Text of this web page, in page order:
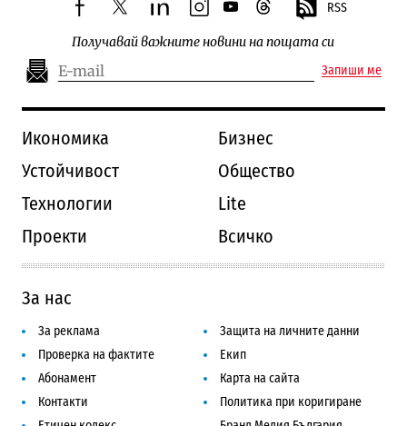
facebooktwitterlinkedininstagram
youtubethreads RSS
Получавай важните новини на пощата си
Запиши ме
Икономика
Бизнес
Устойчивост
Общество
Технологии
Lite
Проекти
Всичко
За нас
За реклама
Защита на личните данни
Проверка на фактите
Екип
Абонамент
Карта на сайта
Контакти
Политика при коригиране